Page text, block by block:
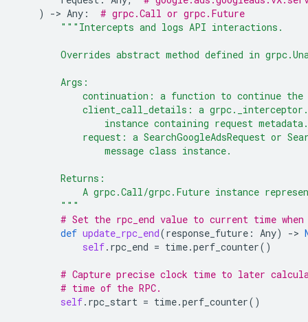
)
-> Any :
# grpc.Call or grpc.Future
"""Intercepts and logs API interactions.
Overrides abstract method defined in
        Args:
continuation: a function to continue the
client_call_details: a
                instance containing request metadata.
request: a SearchGoogleAdsRequest or
                message class instance.
        Returns:
A grpc.Call/grpc.Future instance
        """
# Set the rpc_end value to current time when
def update_rpc_end(response_future : Any) ->
self. rpc_end = time.perf_counter()
# Capture precise clock time to later
# time of the RPC.
self. rpc_start = time.perf_counter()